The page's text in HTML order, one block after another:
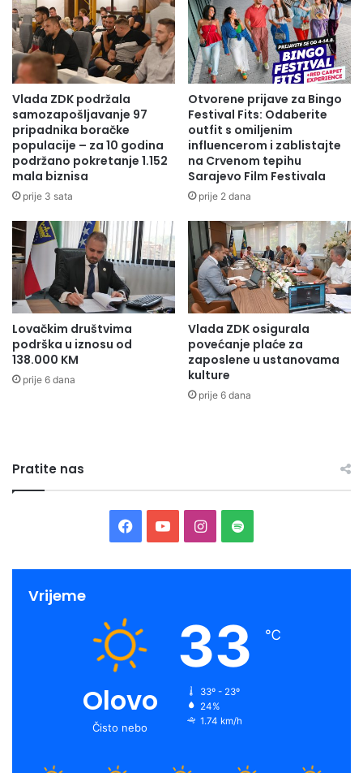
Vlada ZDK podržala
samozapošljavanje 97
pripadnika boračke
populacije – za 10 godina
podržano pokretanje 1.152
mala biznisa
prije 3 sata
Otvorene prijave za Bingo
Festival Fits: Odaberite
outfit s omiljenim
influencerom i zablistajte
na Crvenom tepihu
Sarajevo Film Festivala
prije 2 dana
Lovačkim društvima
podrška u iznosu od
138.000 KM
prije 6 dana
Vlada ZDK osigurala
povećanje plaće za
zaposlene u ustanovama
kulture
prije 6 dana
Pratite nas
Facebook
YouTubeInstagram
Spotify
Vrijeme
Olovo
Čisto nebo
33 ℃
33º - 23º
24%
1.74 km/h